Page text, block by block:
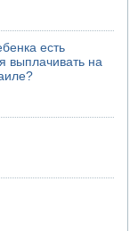
есть
выплачивать на